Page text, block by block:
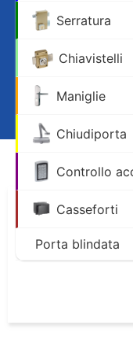
Serratura
Chiavistelli
Maniglie
Chiudiporta
Controllo
Casseforti
Porta blindata
Il mio account